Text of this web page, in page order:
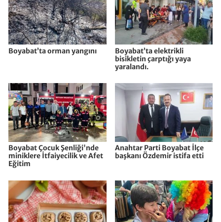
Boyabat’ta orman yangını
Boyabat’ta elektrikli
bisikletin çarptığı yaya
yaralandı.
Boyabat Çocuk Şenliği'nde
miniklere İtfaiyecilik ve Afet
Eğitim
Anahtar Parti Boyabat İlçe
başkanı Özdemir istifa etti